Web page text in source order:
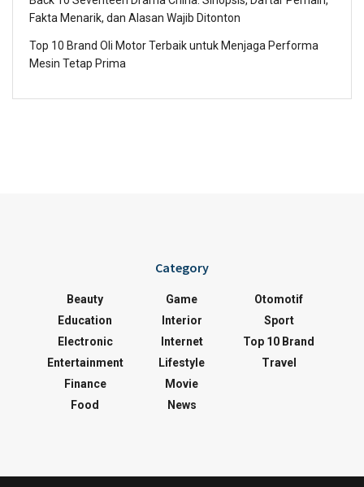
Fakta Menarik, dan Alasan Wajib Ditonton
Top 10 Brand Oli Motor Terbaik untuk Menjaga Performa
Mesin Tetap Prima
Category
Beauty
Education
Electronic
Entertainment
Finance
Food
Game
Interior
Internet
Lifestyle
Movie
News
Otomotif
Sport
Top 10 Brand
Travel